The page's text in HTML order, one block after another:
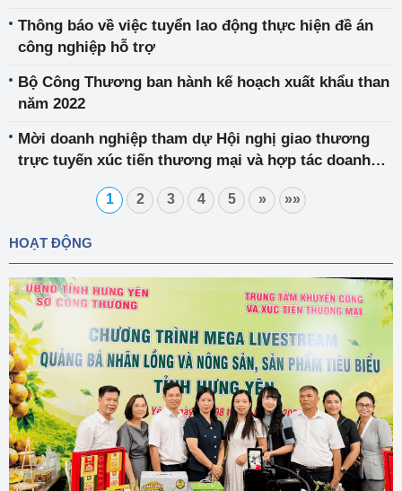
Thông báo về việc tuyển lao động thực hiện đề án
công nghiệp hỗ trợ
Bộ Công Thương ban hành kế hoạch xuất khẩu than
năm 2022
Mời doanh nghiệp tham dự Hội nghị giao thương
trực tuyến xúc tiến thương mại và hợp tác doanh
1 2 3 4 5 » »»
HOẠT ĐỘNG